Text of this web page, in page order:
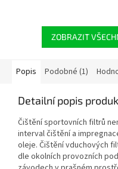
ZOBRAZIT
Popis Podobné (1)
Detailní popis
Čištění sportovních filtrů
interval čištění a
oleje. Čištění vduchových
dle okolních provozních